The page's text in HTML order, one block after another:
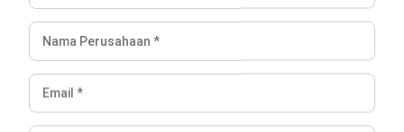
Kinan Eliana
content writing untuk industri manufaktur, konstruksi,
omnichannel, manajemen proyek, serta implementasi